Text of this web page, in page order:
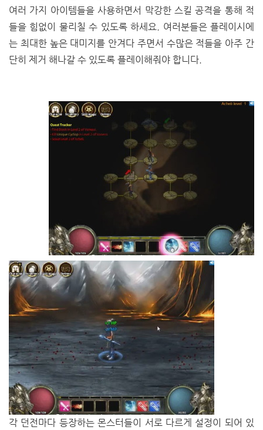
여러 가지 아이템들을 사용하면서 막강한 스킬 공격을 통해 적
들을 힘없이 물리칠 수 있도록 하세요. 여러분들은 플레이시에
는 최대한 높은 대미지를 안겨다 주면서 수많은 적들을 아주 간
단히 제거 해나갈 수 있도록 플레이해줘야 합니다.
각 던전마다 등장하는 몬스터들이 서로 다르게 설정이 되어 있